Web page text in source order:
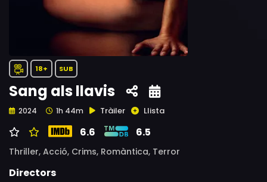
18+ SUB
Sang als llavis
2024 1h 44m Tràiler Llista
6.6 6.5
Thriller, Acció, Crims, Romàntica, Terror
Directors